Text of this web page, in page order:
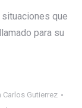
situaciones que
para su
Carlos Gutierrez